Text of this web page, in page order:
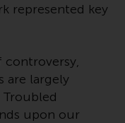
ist am
des
represented key
controversy,
are largely
upon our